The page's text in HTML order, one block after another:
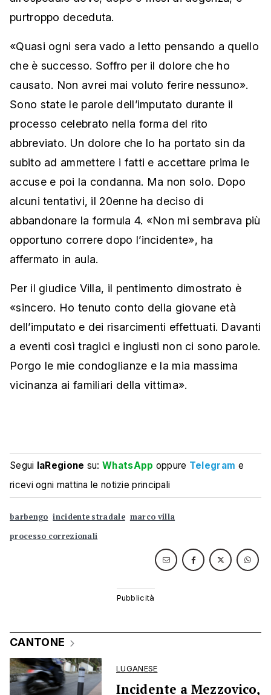
purtroppo deceduta.
«Quasi ogni sera vado a letto pensando a quello
che è successo. Soffro per il dolore che ho
causato. Non avrei mai voluto ferire nessuno».
Sono state le parole dell’imputato durante il
processo celebrato nella forma del rito
abbreviato. Un dolore che lo ha portato sin da
subito ad ammettere i fatti e accettare prima le
accuse e poi la condanna. Ma non solo. Dopo
alcuni tentativi, il 20enne ha deciso di
abbandonare la formula 4. «Non mi sembrava più
opportuno correre dopo l’incidente», ha
affermato in aula.
Per il giudice Villa, il pentimento dimostrato è
«sincero. Ho tenuto conto della giovane età
dell’imputato e dei risarcimenti effettuati. Davanti
a eventi così tragici e ingiusti non ci sono parole.
Porgo le mie condoglianze e la mia massima
vicinanza ai familiari della vittima».
Segui laRegione su:WhatsApp oppure Telegram e
ricevi ogni mattina le notizie principali
barbengo incidente stradale marco villa
processo correzionali
CANTONE
LUGANESE
Incidente a Mezzovico,